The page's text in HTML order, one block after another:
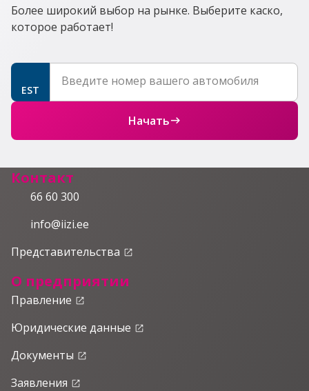
Более широкий выбор на рынке. Выберите каско,
которое работает!
EST
Введите номер вашего автомобиля
Начатьeast
Контакт
66 60 300
info@iizi.ee
Представительства launch
О предприятии
Правление launch
Юридические данные launch
Документы launch
Заявления launch